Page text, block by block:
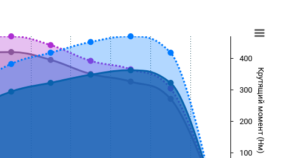
Крутящий момент (Нм)
100
200
300
400